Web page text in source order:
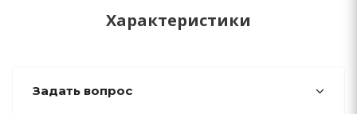
Характеристики
Задать вопрос